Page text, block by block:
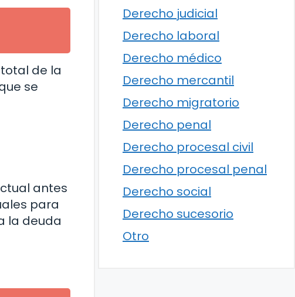
de la
se
antes
para
la deuda
Derecho judicial
Derecho laboral
Derecho médico
Derecho mercantil
Derecho migratorio
Derecho penal
Derecho procesal civil
Derecho procesal penal
Derecho social
Derecho sucesorio
Otro